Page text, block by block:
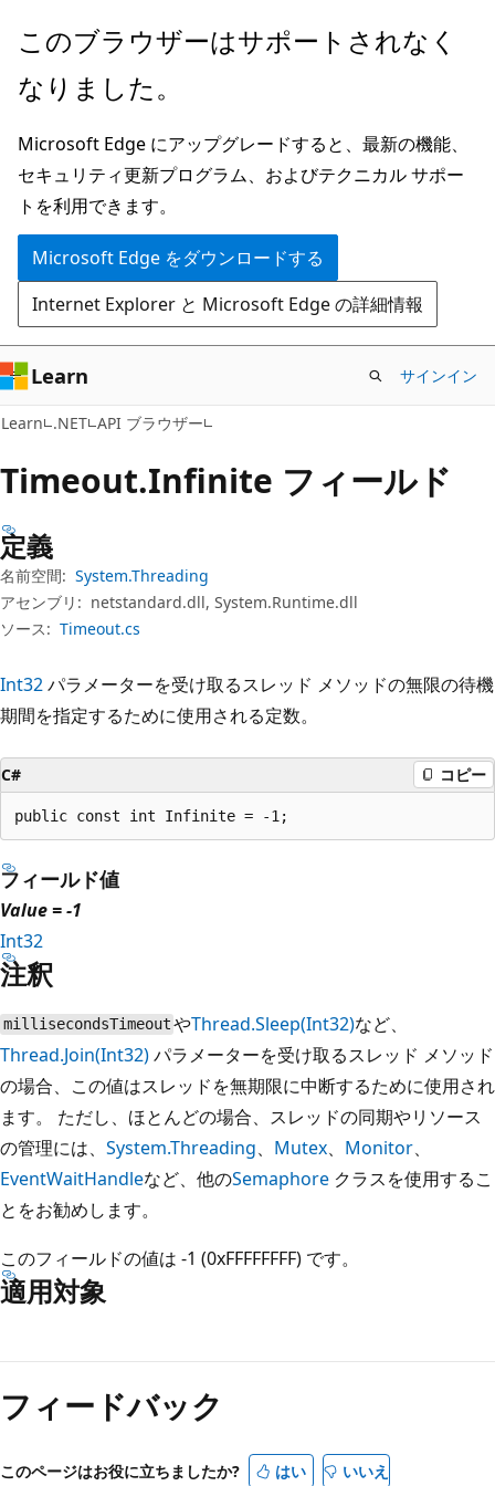
メ
ン
ン
テ
ン
ツ
に
ス
キ
ッ
プ
ペ
ジ
ナ
ビ
ゲ
ー
シ
ョ
ン
に
ス
キ
ッ
プ
このブラウザーはサポートされなく
なりました。
Microsoft Edge にアップグレードすると、最新の機能、
セキュリティ更新プログラム、およびテクニカル サポー
トを利用できます。
Microsoft Edge をダウンロードする
Internet Explorer と Microsoft Edge の詳細情報
Learn サインイン
Learn .NET API ブラウザー
Timeout.Infinite フィールド
定義
名前空間: System.Threading
アセンブリ: netstandard.dll, System.Runtime.dll
ソース: Timeout.cs
Int32パラメーターを受け取るスレッド メソッドの無限の待機
期間を指定するために使用される定数。
C# コピー
public const int Infinite = -1;
フィールド値
Value = -1
Int32
注釈
millisecondsTimeout やThread.Sleep(Int32)など、
Thread.Join(Int32)パラメーターを受け取るスレッド メソッド
の場合、この値はスレッドを無期限に中断するために使用され
ます。 ただし、ほとんどの場合、スレッドの同期やリソース
の管理には、 System.Threading、 Mutex、 Monitor、
EventWaitHandleなど、他のSemaphore クラスを使用するこ
とをお勧めします。
このフィールドの値は -1 (0xFFFFFFFF) です。
適用対象
み
取
モ
フィードバック
このページはお役に立ちましたか? はい いいえ